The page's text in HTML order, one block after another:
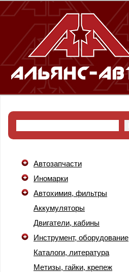
Автозапчасти
Иномарки
Автохимия, фильтры
Аккумуляторы
Двигатели, кабины
Инструмент, оборудование
Каталоги, литература
Метизы, гайки, крепеж